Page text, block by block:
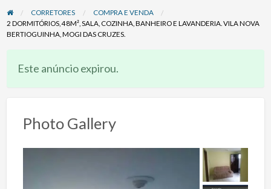
CORRETORES
COMPRA E VENDA
2 DORMITÓRIOS, 48M², SALA, COZINHA, BANHEIRO E LAVANDERIA. VILA NOVA
BERTIOGUINHA, MOGI DAS CRUZES.
Este anúncio expirou.
Photo Gallery